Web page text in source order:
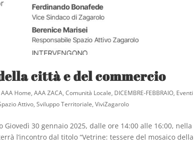
città e del commercio
AAA Home,AAA ZACA,Comunità Locale, DICEMBRE-FEBBRAIO,
Attivo,Sviluppo Territoriale,ViviZagarolo
30 gennaio 2025, dalle ore 14:00 alle 16:00, nella
l’incontro dal titolo “Vetrine: tessere del mosaico